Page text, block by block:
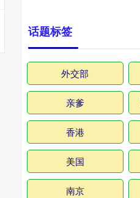
话题标签
外交部
亲爹
香港
美国
南京